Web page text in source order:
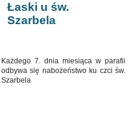
Łaski u św.
Szarbela
Każdego 7. dnia miesiąca w parafii
odbywa się nabożeństwo ku czci św.
Szarbela